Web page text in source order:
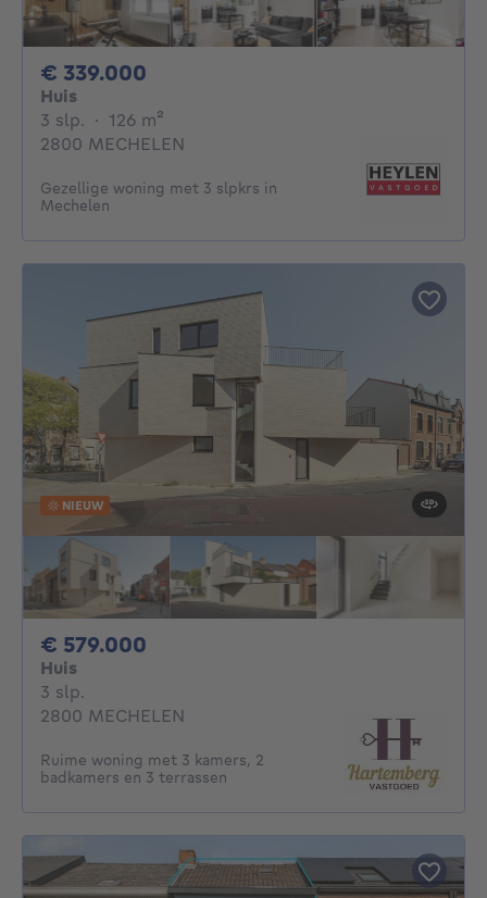
€ 339.000
Huis
3 slp. 3 slaapkamers
· 126 m²
2800 MECHELEN
Gezellige woning met 3 slpkrs in
Mechelen
NIEUW
€ 579.000
Huis
3 slp.
2800 MECHELEN
Ruime woning met 3 kamers, 2
badkamers en 3 terrassen